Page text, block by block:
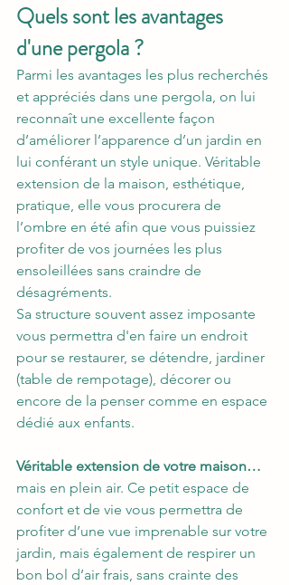
Quels sont les avantages
d'une pergola ?
Parmi les avantages les plus recherchés
et appréciés dans une pergola, on lui
reconnaît une excellente façon
d’améliorer l’apparence d’un jardin en
lui conférant un style unique. Véritable
extension de la maison, esthétique,
pratique, elle vous procurera de
l’ombre en été afin que vous puissiez
profiter de vos journées les plus
ensoleillées sans craindre de
désagréments.
Sa structure souvent assez imposante
vous permettra d'en faire un endroit
pour se restaurer, se détendre, jardiner
(table de rempotage), décorer ou
encore de la penser comme en espace
dédié aux enfants.
Véritable extension de votre maison…
mais en plein air. Ce petit espace de
confort et de vie vous permettra de
profiter d’une vue imprenable sur votre
jardin, mais également de respirer un
bon bol d’air frais, sans crainte des